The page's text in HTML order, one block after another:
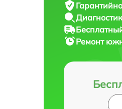
Ремонт